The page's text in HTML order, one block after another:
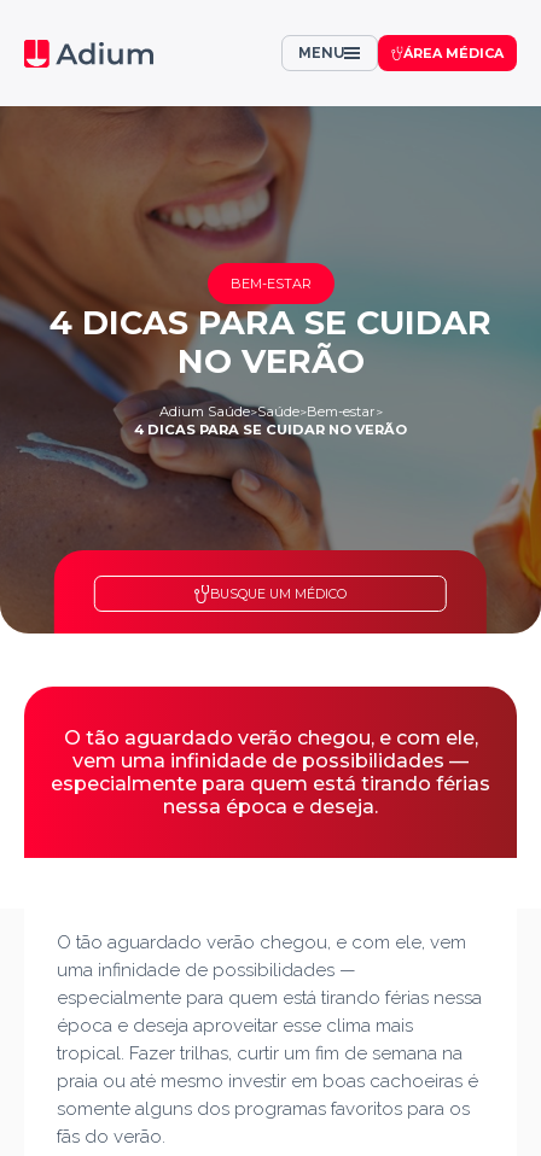
ÁREA MÉDICA
MENU
BEM-ESTAR
4 DICAS PARA SE CUIDAR
NO VERÃO
Adium Saúde>Saúde>Bem-estar>
4 DICAS PARA SE CUIDAR NO VERÃO
BUSQUE UM MÉDICO
O tão aguardado verão chegou, e com ele,
vem uma infinidade de possibilidades —
especialmente para quem está tirando férias
nessa época e deseja.
O tão aguardado verão chegou, e com ele, vem
uma infinidade de possibilidades —
especialmente para quem está tirando férias nessa
época e deseja aproveitar esse clima mais
tropical. Fazer trilhas, curtir um fim de semana na
praia ou até mesmo investir em boas cachoeiras é
somente alguns dos programas favoritos para os
fãs do verão.